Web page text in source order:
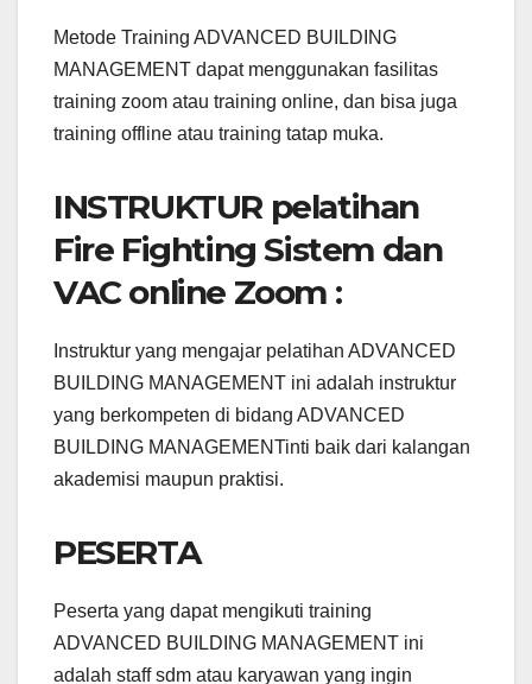
Metode Training ADVANCED BUILDING
MANAGEMENT dapat menggunakan fasilitas
training zoom atau training online, dan bisa juga
training offline atau training tatap muka.
INSTRUKTUR pelatihan
Fire Fighting Sistem dan
VAC online Zoom :
Instruktur yang mengajar pelatihan ADVANCED
BUILDING MANAGEMENT ini adalah instruktur
yang berkompeten di bidang ADVANCED
BUILDING MANAGEMENTinti baik dari kalangan
akademisi maupun praktisi.
PESERTA
Peserta yang dapat mengikuti training
ADVANCED BUILDING MANAGEMENT ini
adalah staff sdm atau karyawan yang ingin